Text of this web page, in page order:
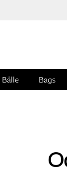
Bälle Bags